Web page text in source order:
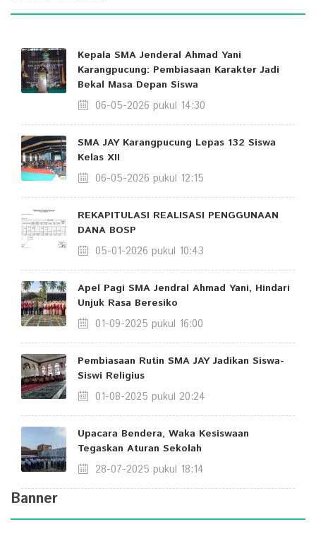
Kepala SMA Jenderal Ahmad Yani
Karangpucung: Pembiasaan Karakter Jadi
Bekal Masa Depan Siswa
06-05-2026 pukul 14:30
SMA JAY Karangpucung Lepas 132 Siswa
Kelas XII
06-05-2026 pukul 12:15
REKAPITULASI REALISASI PENGGUNAAN
DANA BOSP
05-01-2026 pukul 10:43
Apel Pagi SMA Jendral Ahmad Yani, Hindari
Unjuk Rasa Beresiko
01-09-2025 pukul 16:00
Pembiasaan Rutin SMA JAY Jadikan Siswa-
Siswi Religius
01-08-2025 pukul 20:24
Upacara Bendera, Waka Kesiswaan
Tegaskan Aturan Sekolah
28-07-2025 pukul 18:14
Banner